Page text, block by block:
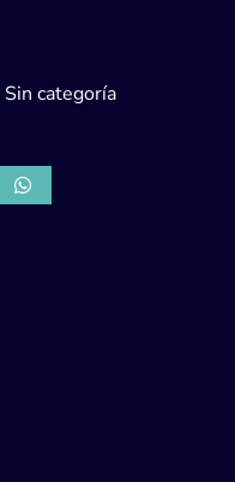
Sin categoría